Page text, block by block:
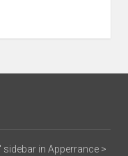
in Apperrance >